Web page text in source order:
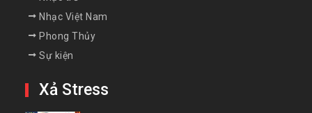
Nhạc Việt Nam
Phong Thủy
Sự kiện
Xả Stress